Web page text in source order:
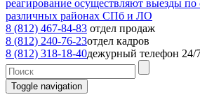
реагирование осуществляют выезды по
различных районах СПб и ЛО
8 (812) 467-84-83 отдел продаж
8 (812) 240-76-23отдел кадров
8 (812) 318-18-40дежурный телефон 24/
Toggle navigation